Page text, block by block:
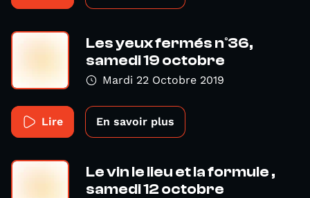
Les yeux fermés n°36,
samedi 19 octobre
Mardi 22 Octobre 2019
Lire En savoir plus
Le vin le lieu et la formule ,
samedi 12 octobre